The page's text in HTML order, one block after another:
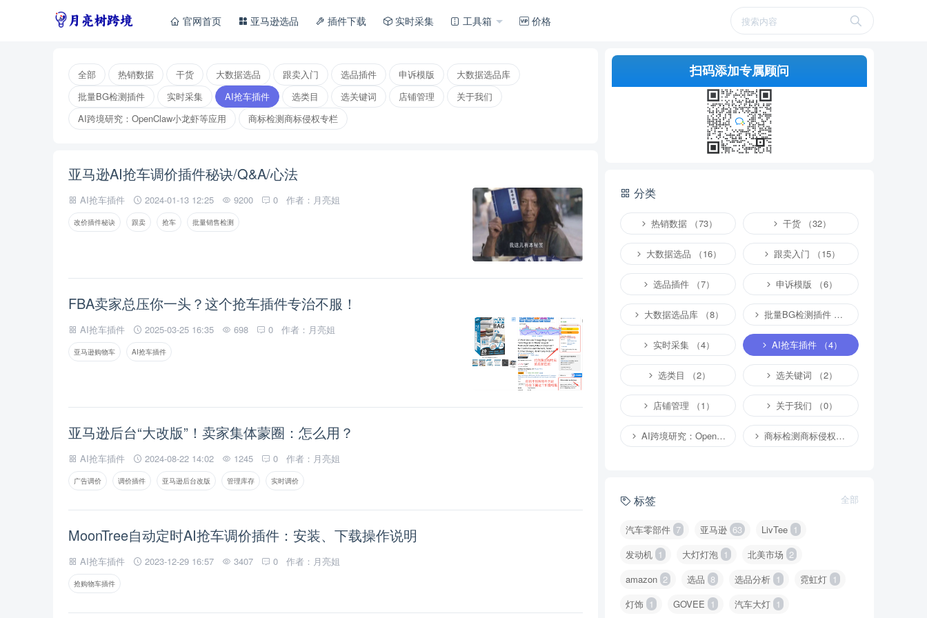
官网首页 亚马逊选品 插件下载 实时采集 工具箱 价格
全部 热销数据 干货 大数据选品 跟卖入门 选品插件 申诉模版
大数据选品库
批量BG检测插件
实时采集 AI抢车插件 选类目 选关键词 店铺管理
关于我们
AI跨境研究：OpenClaw小龙虾等应用
商标检测商标侵权专栏
亚马逊AI抢车调价插件秘诀/Q&A/心法
AI抢车插件 2024-01-13 12:25 9200 0 作者：月亮姐
改价插件秘诀 跟卖 抢车 批量销售检测
FBA卖家总压你一头？这个抢车插件专治不服！
AI抢车插件 2025-03-25 16:35 698 0 作者：月亮姐
亚马逊购物车 AI抢车插件
亚马逊后台“大改版”！卖家集体蒙圈：怎么用？
AI抢车插件 2024-08-22 14:02 1245 0 作者：月亮姐
广告调价 调价插件 亚马逊后台改版 管理库存 实时调价
MoonTree自动定时AI抢车调价插件：安装、下载操作说明
AI抢车插件 2023-12-29 16:57 3407 0 作者：月亮姐
抢购物车插件
扫码添加专属顾问
分类
热销数据 （73） 干货 （32）
大数据选品 （16） 跟卖入门 （15）
选品插件 （7） 申诉模版 （6）
大数据选品库 （8） 批量BG检测插件 （4）
实时采集 （4） AI抢车插件 （4）
选类目 （2） 选关键词 （2）
店铺管理 （1） 关于我们 （0）
AI跨境研究：OpenClaw小龙虾等应用 （4） 商标检测商标侵权专栏 （1）
标签 全部
汽车零部件 7 亚马逊 63 LivTee 1
发动机 1 大灯灯泡 1 北美市场 2
amazon 2 选品 8 选品分析 1 霓虹灯 1
灯饰 1 GOVEE 1 汽车大灯 1